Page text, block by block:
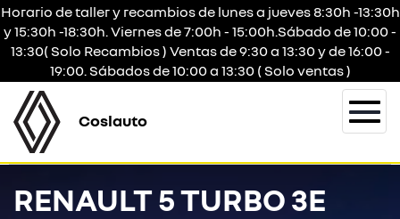
Horario de taller y recambios de lunes a jueves 8:30h -13:30h
y 15:30h -18:30h. Viernes de 7:00h - 15:00h.Sábado de 10:00 -
13:30( Solo Recambios ) Ventas de 9:30 a 13:30 y de 16:00 -
19:00. Sábados de 10:00 a 13:30 ( Solo ventas )
Coslauto
RENAULT 5 TURBO 3E